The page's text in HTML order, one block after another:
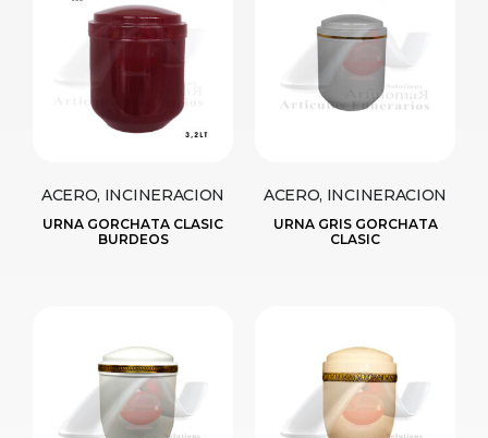
ACERO, INCINERACION
URNA GORCHATA CLASIC
BURDEOS
ACERO, INCINERACION
URNA GRIS GORCHATA
CLASIC